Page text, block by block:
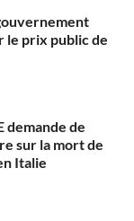
le prix public de
demande de
sur la mort de
Italie